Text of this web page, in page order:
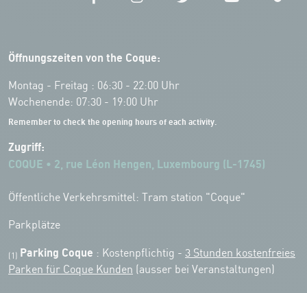
Öffnungszeiten von the Coque:
Montag - Freitag : 06:30 - 22:00 Uhr
Wochenende: 07:30 - 19:00 Uhr
Remember to check the opening hours of each activity.
Zugriff:
COQUE • 2, rue Léon Hengen, Luxembourg (L-1745)
Öffentliche Verkehrsmittel: Tram station "Coque"
Parkplätze
(1) Parking Coque : Kostenpflichtig - 3 Stunden kostenfreies
Parken für Coque Kunden (ausser bei Veranstaltungen)